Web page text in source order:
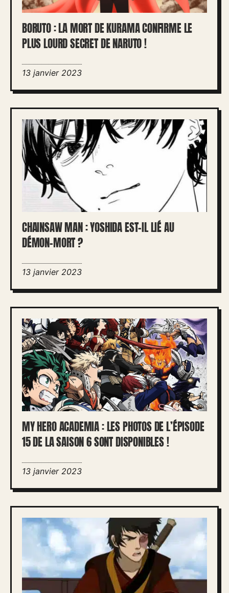
BORUTO : LA MORT DE KURAMA CONFIRME LE
PLUS LOURD SECRET DE NARUTO !
13 janvier 2023
CHAINSAW MAN : YOSHIDA EST-IL LIÉ AU
DÉMON-MORT ?
13 janvier 2023
MY HERO ACADEMIA : LES PHOTOS DE L’ÉPISODE
15 DE LA SAISON 6 SONT DISPONIBLES !
13 janvier 2023